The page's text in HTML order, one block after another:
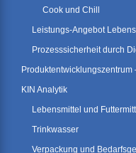
Cook und Chill
Leistungs-Angebot
Prozesssicherheit durch
Produktentwicklungszentrum
KIN Analytik
Lebensmittel und
Trinkwasser
Verpackung und